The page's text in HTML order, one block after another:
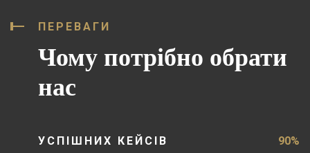
ПЕРЕВАГИ
Чому потрібно обрати
нас
УСПІШНИХ КЕЙСІВ 90%